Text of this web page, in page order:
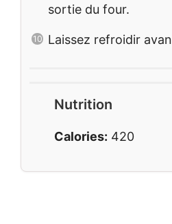
sortie du four.
Laissez refroidir
Nutrition
Calories: 420